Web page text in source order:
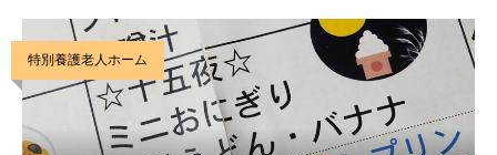
特別養護老人ホーム